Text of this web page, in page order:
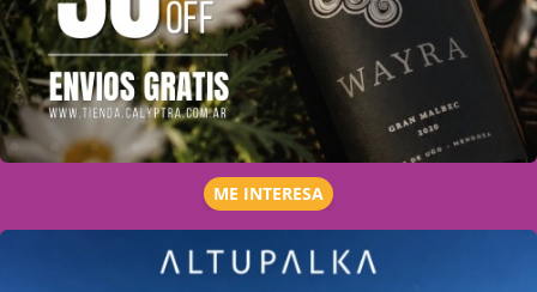
ME INTERESA